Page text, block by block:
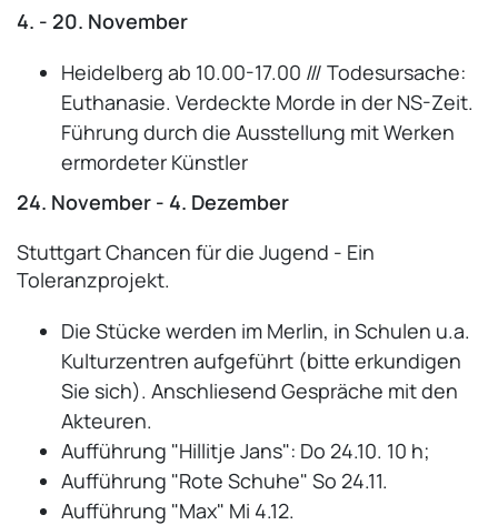
4. - 20. November
Heidelberg ab 10.00-17.00 /// Todesursache:
Euthanasie. Verdeckte Morde in der NS-Zeit.
Führung durch die Ausstellung mit Werken
ermordeter Künstler
24. November - 4. Dezember
Stuttgart Chancen für die Jugend - Ein
Toleranzprojekt.
Die Stücke werden im Merlin, in Schulen u.a.
Kulturzentren aufgeführt (bitte erkundigen
Sie sich). Anschliesend Gespräche mit den
Akteuren.
Aufführung "Hillitje Jans": Do 24.10. 10 h;
Aufführung "Rote Schuhe" So 24.11.
Aufführung "Max" Mi 4.12.